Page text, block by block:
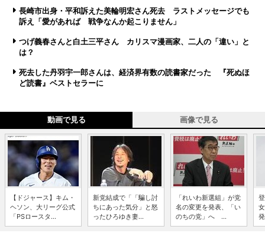
長崎市出身・平和訴えた美輪明宏さん死去 ラストメッセージでも
訴え「愛があれば 戦争なんか起こりません」
つげ義春さんと白土三平さん カリスマ漫画家、二人の「違い」と
は？
死去した丹羽宇一郎さんは、経済界有数の読書家だった 『死ぬほ
ど読書』ベストセラーに
動画で見る 画像で見る
【ドジャース】キム・
ヘソン、大リーグ公式
「PSロースタ...
新党結成で「「騙し討
ちにあった気分」と怒
ったひろゆき妻...
「れいわ新選組」が党
名の変更を発表、「い
のちの党」へ ...